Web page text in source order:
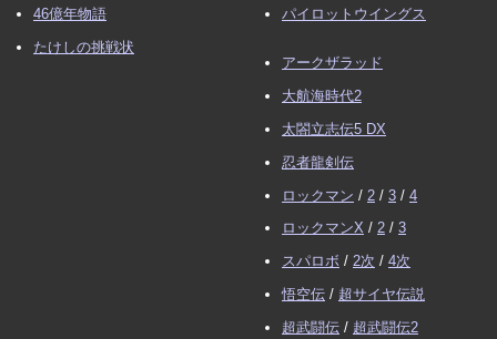
46億年物語
たけしの挑戦状
パイロットウイングス
アークザラッド
大航海時代2
太閤立志伝5 DX
忍者龍剣伝
ロックマン / 2 / 3 / 4
ロックマンX / 2 / 3
スパロボ / 2次 / 4次
悟空伝 / 超サイヤ伝説
超武闘伝 / 超武闘伝2